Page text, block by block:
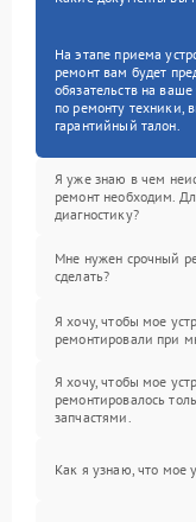
На этапе приема
ремонт вам будет
обязательств на
по ремонту техники,
гарантийный талон.
Я уже знаю в чем
ремонт необходим.
диагностику?
Мне нужен срочный
сделать?
Я хочу, чтобы мое
ремонтировали при
Я хочу, чтобы мое
ремонтировалось
запчастями.
Как я узнаю, что мое